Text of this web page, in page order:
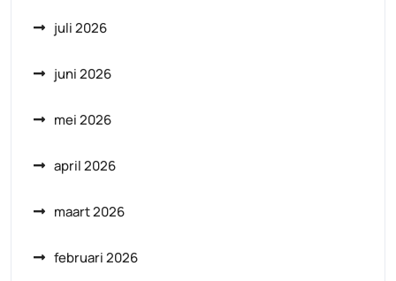
juli 2026
juni 2026
mei 2026
april 2026
maart 2026
februari 2026